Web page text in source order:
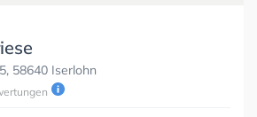
58640 Iserlohn